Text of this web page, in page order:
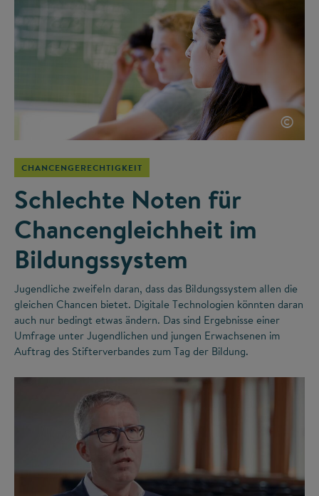
©
CHANCENGERECHTIGKEIT
Schlechte Noten für
Chancengleichheit im
Bildungssystem
Jugendliche zweifeln daran, dass das Bildungssystem allen die
gleichen Chancen bietet. Digitale Technologien könnten daran
auch nur bedingt etwas ändern. Das sind Ergebnisse einer
Umfrage unter Jugendlichen und jungen Erwachsenen im
Auftrag des Stifterverbandes zum Tag der Bildung.